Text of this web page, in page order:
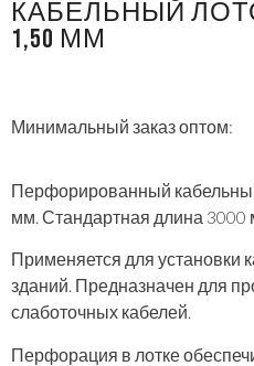
КАБЕЛЬНЫЙ
1,50 ММ
Минимальный заказ оптом:
Перфорированный
мм. Стандартная длина 3000
Применяется для установки
зданий. Предназначен для
слаботочных кабелей.
Перфорация в лотке